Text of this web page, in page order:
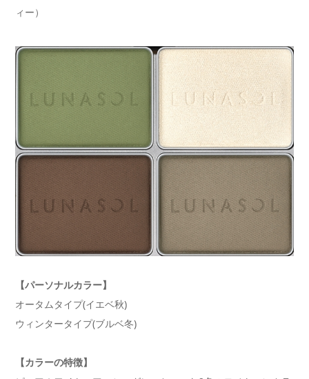
ィー）
【パーソナルカラー】
オータムタイプ(イエベ秋)
ウィンタータイプ(ブルベ冬)
【カラーの特徴】